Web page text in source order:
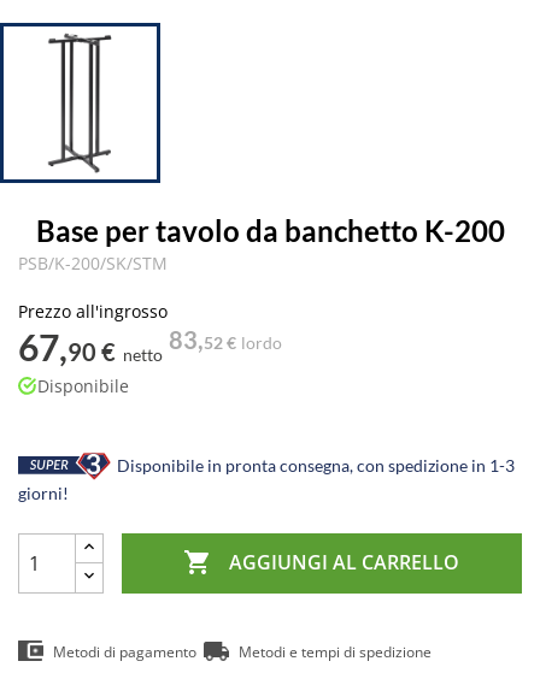
Base per tavolo da banchetto K-200
PSB/K-200/SK/STM
Prezzo all'ingrosso
67,90 € netto
83,52 € lordo
Disponibile
Disponibile in pronta consegna, con spedizione in 1-3
giorni!
 AGGIUNGI AL CARRELLO
Metodi di pagamento Metodi e tempi di spedizione